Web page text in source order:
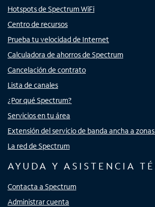
Hotspots de Spectrum WiFi
Centro de recursos
Prueba tu velocidad de Internet
Calculadora de ahorros de Spectrum
Cancelación de contrato
Lista de canales
¿Por qué Spectrum?
Servicios en tu área
Extensión del servicio de banda ancha a
La red de Spectrum
AYUDA Y ASISTENCIA
Contacta a Spectrum
Administrar cuenta